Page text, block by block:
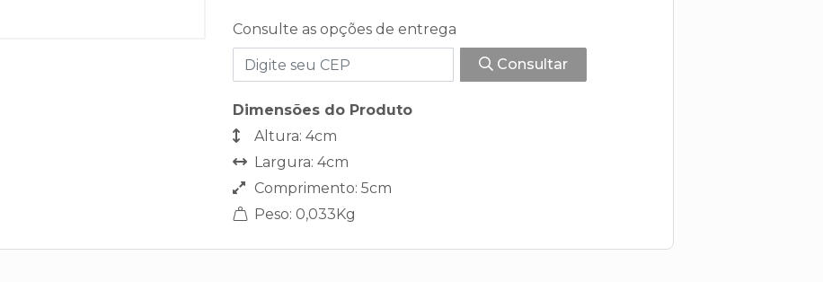
Consulte as opções de entrega
Consultar
Dimensões do Produto
Altura: 4cm
Largura: 4cm
Comprimento: 5cm
Peso: 0,033Kg